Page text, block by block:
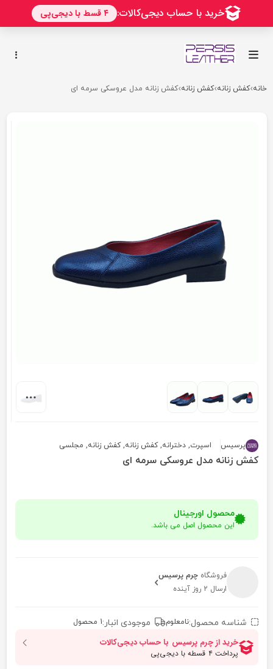
خانه کفش زنانه کفش زنانه کفش زنانه مدل عروسکی سرمه ای
پرسیس اسپرت,دخترانه,کفش زنانه,کفش زنانه, مجلسی
کفش زنانه مدل عروسکی سرمه ای
محصول اورجینال
این محصول اصل می باشد.
فروشگاهچرم پرسیس
ارسال 2 روز آینده
شناسه محصول:نامعلوم موجودی انبار:1 محصول